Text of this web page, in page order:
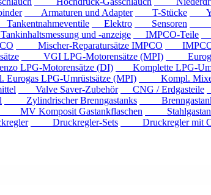
Armaturen und Adapter T-Stücke Y-
Elektro Sensoren
und -anzeige IMPCO-Teile
Mischer-Reparatursätze IMPCO IMPCO
VGI LPG-Motorensätze (MPI) Eurogas
LPG-Motorensätze (DI) Komplette LPG-
LPG-Umrüstsätze (MPI) Kompl. Mixer
Valve Saver-Zubehör CNG / Erdgasteile
Zylindrischer Brenngastanks
Komposit Gastankflaschen
Druckregler-Sets Druckregler mit